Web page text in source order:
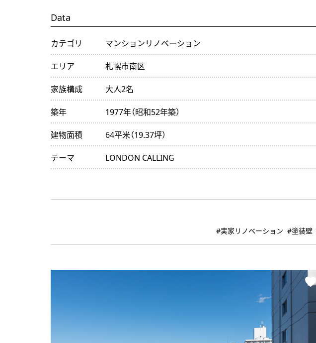
Data
カテゴリ
マンションリノベーション
エリア
札幌市南区
家族構成
大人2名
築年
1977年（昭和52年築）
建物面積
64平米（19.37坪）
テーマ
LONDON CALLING
#実家リノベーション #塗装壁